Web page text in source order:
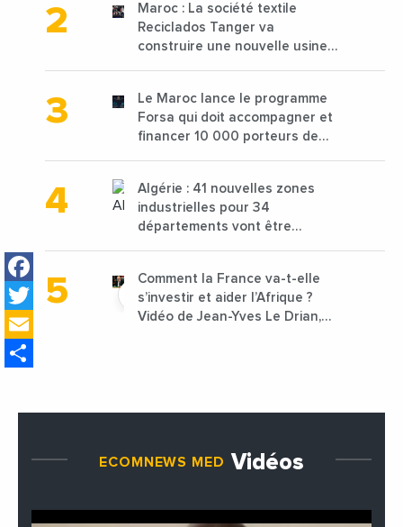
Facebook
Twitter
Maroc : La société textile
Reciclados Tanger va
construire une nouvelle usine
Le Maroc lance le programme
Forsa qui doit accompagner et
financer 10 000 porteurs de
Algérie : 41 nouvelles zones
industrielles pour 34
départements vont être
Comment la France va-t-elle
s’investir et aider l’Afrique ?
Vidéo de Jean-Yves Le Drian,
ECOMNEWS MED Vidéos